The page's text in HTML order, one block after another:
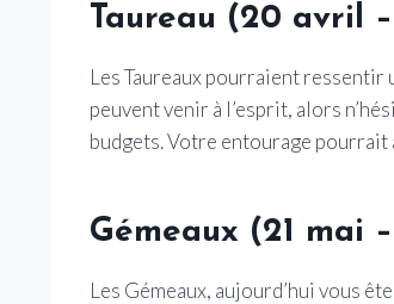
Taureau (20 avril
Les Taureaux pourraient
peuvent venir à l’esprit, alors
budgets. Votre entourage
Gémeaux (21 mai
Les Gémeaux, aujourd’hui vous